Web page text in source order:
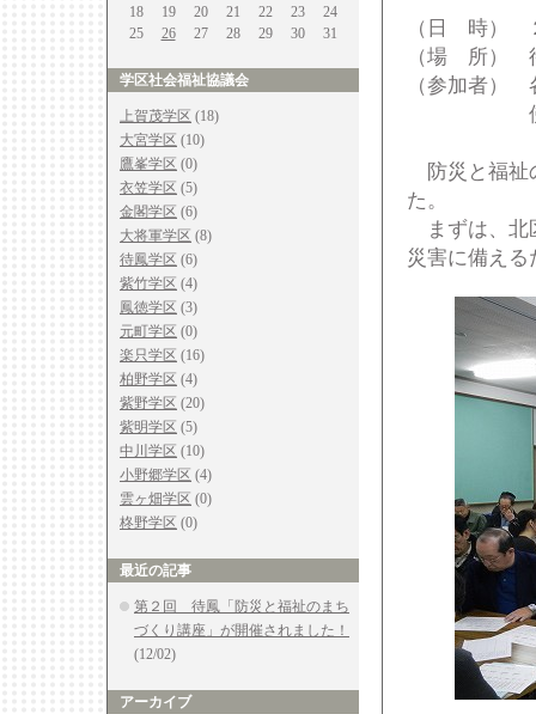
18
19 20 21 22 23
24
25
26 27 28 29 30 31
学区社会福祉協議会
上賀茂学区 (18)
大宮学区 (10)
鷹峯学区 (0)
衣笠学区 (5)
金閣学区 (6)
大将軍学区 (8)
待鳳学区 (6)
紫竹学区 (4)
鳳徳学区 (3)
元町学区 (0)
楽只学区 (16)
柏野学区 (4)
紫野学区 (20)
紫明学区 (5)
中川学区 (10)
小野郷学区 (4)
雲ヶ畑学区 (0)
柊野学区 (0)
最近の記事
第２回 待鳳「防災と福祉のまち
づくり講座」が開催されました！
(12/02)
アーカイブ
（日 時）
（場 所）
（参加者）
佛教大学
防災と福祉
た。
まずは、北
災害に備え